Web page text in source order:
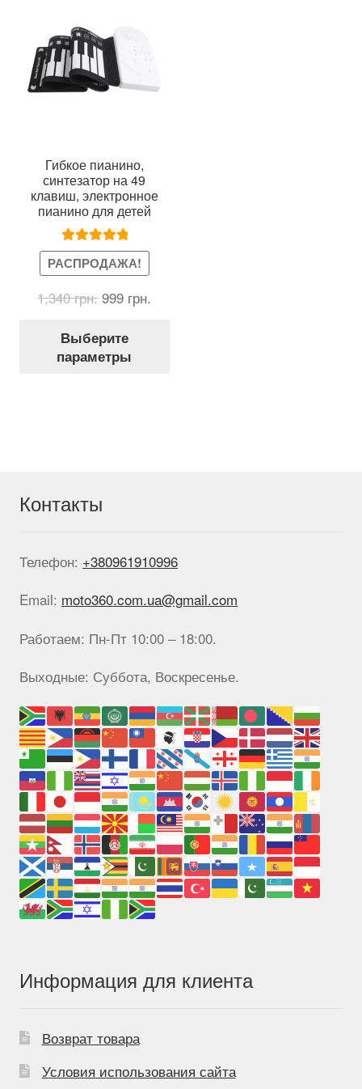
Гибкое пианино,
синтезатор на 49
клавиш, электронное
пианино для детей
Оценка5.00
из 5
РАСПРОДАЖА!
1,340грн.Первоначальная
составляла
1,340 грн..
999 грн.
Выберите
параметры
Контакты
Телефон: +380961910996
Email: moto360.com.ua@gmail.com
Работаем: Пн-Пт 10:00 – 18:00.
Выходные: Суббота, Воскресенье.
Информация для клиента
Возврат товара
Условия использования сайта